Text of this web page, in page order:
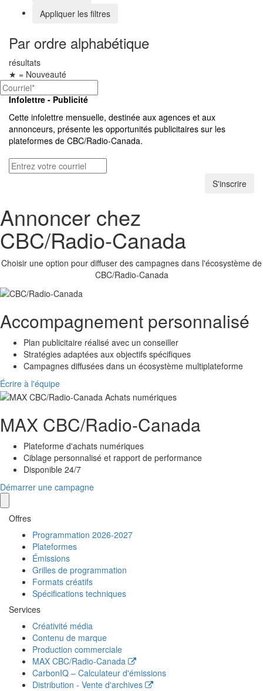
Appliquer les filtres
Par ordre alphabétique
résultats
★ = Nouveauté
Infolettre - Publicité
Cette infolettre mensuelle, destinée aux agences et aux
annonceurs, présente les opportunités publicitaires sur les
plateformes de CBC/Radio-Canada.
S'inscrire
Annoncer chez
CBC/Radio-Canada
Choisir une option pour diffuser des campagnes dans l'écosystème de
CBC/Radio-Canada
Accompagnement personnalisé
Plan publicitaire réalisé avec un conseiller
Stratégies adaptées aux objectifs spécifiques
Campagnes diffusées dans un écosystème multiplateforme
Écrire à l'équipe
MAX CBC/Radio-Canada
Plateforme d'achats numériques
Ciblage personnalisé et rapport de performance
Disponible 24/7
Démarrer une campagne
Offres
Programmation 2026-2027
Plateformes
Émissions
Grilles de programmation
Formats créatifs
Spécifications techniques
Services
Créativité média
Contenu de marque
Production commerciale
MAX CBC/Radio-Canada
CarbonIQ – Calculateur d'émissions
Distribution - Vente d'archives